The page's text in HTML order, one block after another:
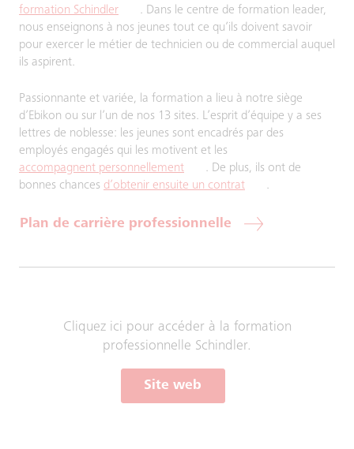
formation Schindler
. Dans le centre de formation leader,
nous enseignons à nos jeunes tout ce qu’ils doivent savoir
pour exercer le métier de technicien ou de commercial auquel
ils aspirent.
Passionnante et variée, la formation a lieu à notre siège
d’Ebikon ou sur l’un de nos 13 sites. L’esprit d’équipe y a ses
lettres de noblesse: les jeunes sont encadrés par des
employés engagés qui les motivent et les
accompagnent personnellement
. De plus, ils ont de
bonnes chances d’obtenir ensuite un contrat .
Plan de carrière professionnelle
Cliquez ici pour accéder à la formation
professionnelle Schindler.
Site web